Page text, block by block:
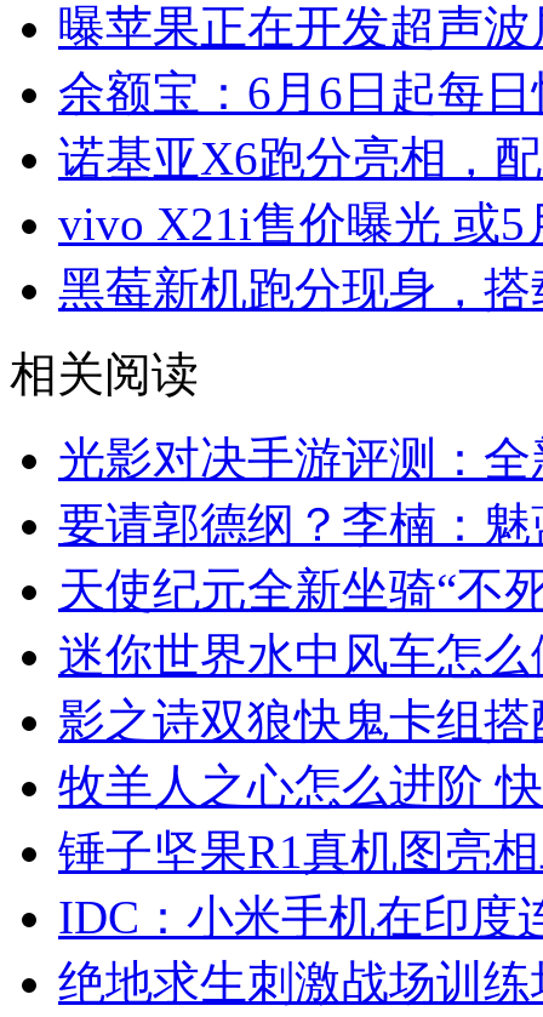
曝苹果正在开发超声
余额宝：6月6日起每
诺基亚X6跑分亮相，
vivo X21i售价曝光 或5
黑莓新机跑分现身，搭
相关阅读
光影对决手游评测：
要请郭德纲？李楠：
天使纪元全新坐骑“不
迷你世界水中风车怎
影之诗双狼快鬼卡组
牧羊人之心怎么进阶
锤子坚果R1真机图亮
IDC：小米手机在印度
绝地求生刺激战场训